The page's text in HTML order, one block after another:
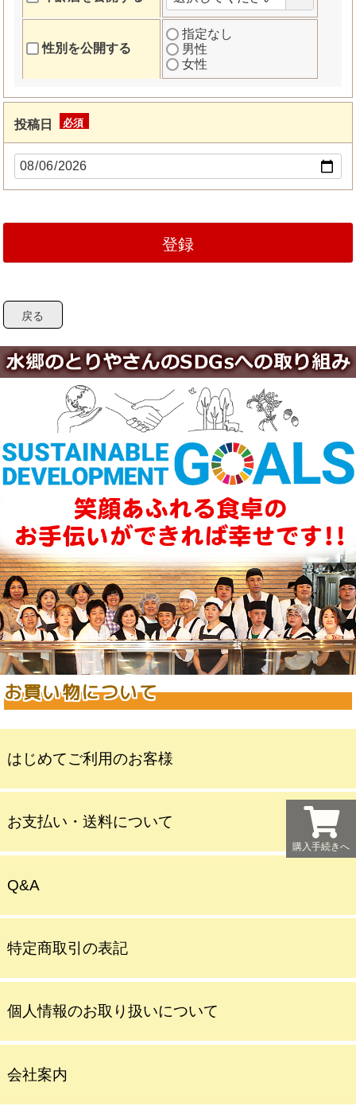
性別を公開する
指定なし
男性
女性
投稿日
須)
登録
戻る
お買い物について
はじめてご利用のお客様
お支払い・送料について
Q&A
特定商取引の表記
個人情報のお取り扱いについて
会社案内
購入手続きへ